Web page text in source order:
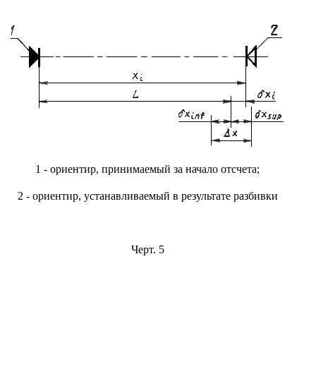
1 - ориентир, принимаемый за начало отсчета;
2 - ориентир, устанавливаемый в результате разбивки
Черт. 5